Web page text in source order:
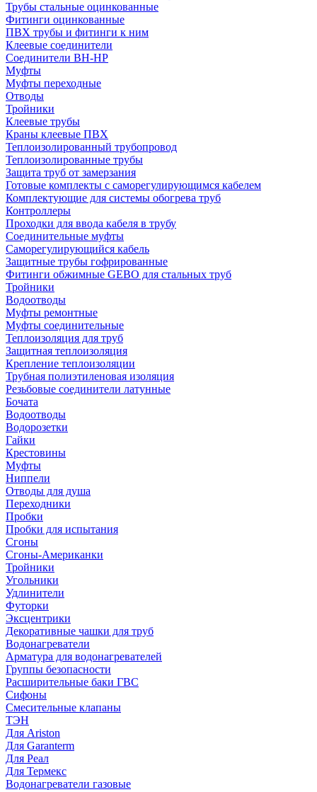
Трубы стальные оцинкованные
Фитинги оцинкованные
ПВХ трубы и фитинги к ним
Клеевые соединители
Соединители ВН-НР
Муфты
Муфты переходные
Отводы
Тройники
Клеевые трубы
Краны клеевые ПВХ
Теплоизолированный трубопровод
Теплоизолированные трубы
Защита труб от замерзания
Готовые комплекты с саморегулирующимся кабелем
Комплектующие для системы обогрева труб
Контроллеры
Проходки для ввода кабеля в трубу
Соединительные муфты
Саморегулирующийся кабель
Защитные трубы гофрированные
Фитинги обжимные GEBO для стальных труб
Тройники
Водоотводы
Муфты ремонтные
Муфты соединительные
Теплоизоляция для труб
Защитная теплоизоляция
Крепление теплоизоляции
Трубная полиэтиленовая изоляция
Резьбовые соединители латунные
Бочата
Водоотводы
Водорозетки
Гайки
Крестовины
Муфты
Ниппели
Отводы для душа
Переходники
Пробки
Пробки для испытания
Сгоны
Сгоны-Американки
Тройники
Угольники
Удлинители
Футорки
Эксцентрики
Декоративные чашки для труб
Водонагреватели
Арматура для водонагревателей
Группы безопасности
Расширительные баки ГВС
Сифоны
Смесительные клапаны
ТЭН
Для Ariston
Для Garanterm
Для Реал
Для Термекс
Водонагреватели газовые